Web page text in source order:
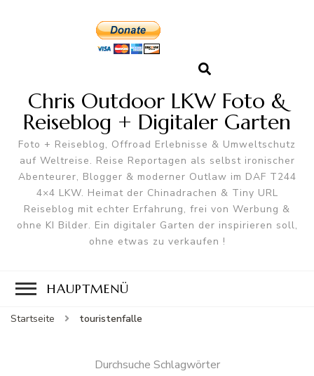
Chris Outdoor LKW Foto &
Reiseblog + Digitaler Garten
Foto + Reiseblog, Offroad Erlebnisse & Umweltschutz
auf Weltreise. Reise Reportagen als selbst ironischer
Abenteurer, Blogger & moderner Outlaw im DAF T244
4×4 LKW. Heimat der Chinadrachen & Tiny URL
Reiseblog mit echter Erfahrung, frei von Werbung &
ohne KI Bilder. Ein digitaler Garten der inspirieren soll,
ohne etwas zu verkaufen !
HAUPTMENÜ
Startseite touristenfalle
Durchsuche Schlagwörter